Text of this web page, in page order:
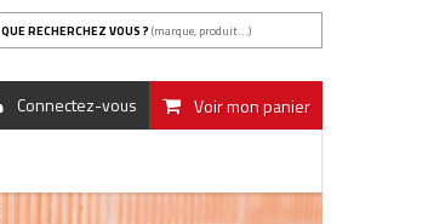
QUE RECHERCHEZ VOUS ? (marque, produit...)
Voir mon panier
Connectez-vous